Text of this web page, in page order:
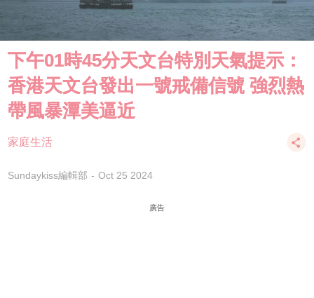
下午01時45分天文台特別天氣提示：
香港天文台發出一號戒備信號 強烈熱
帶風暴潭美逼近
家庭生活
Sundaykiss編輯部 Oct 25 2024
廣告